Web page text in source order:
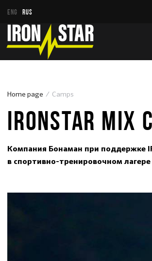
ENG RUS
Home page Camps
IRONSTAR MIX
Компания Бонаман при поддержке
в спортивно-тренировочном